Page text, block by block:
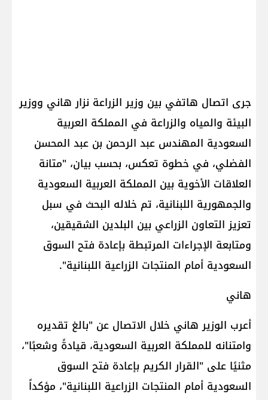
جرى اتصال هاتفي بين وزير الزراعة نزار هاني ووزير
البيئة والمياه والزراعة في المملكة العربية
السعودية المهندس عبد الرحمن بن عبد المحسن
الفضلي، في خطوة تعكس، بحسب بيان، "متانة
العلاقات الأخوية بين المملكة العربية السعودية
والجمهورية اللبنانية، تم خلاله البحث في سبل
تعزيز التعاون الزراعي بين البلدين الشقيقين،
ومتابعة الإجراءات المرتبطة بإعادة فتح السوق
السعودية أمام المنتجات الزراعية اللبنانية".
هاني
أعرب الوزير هاني خلال الاتصال عن "بالغ تقديره
وامتنانه للمملكة العربية السعودية، قيادةً وشعبًا"،
مثنيًا على "القرار الكريم بإعادة فتح السوق
السعودية أمام المنتجات الزراعية اللبنانية"، مؤكداً